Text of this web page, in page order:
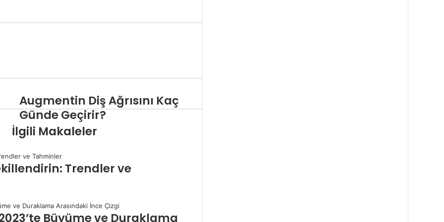
Augmentin Diş Ağrısını Kaç
Günde Geçirir?
İlgili Makaleler
Trendler ve
Büyüme ve Duraklama